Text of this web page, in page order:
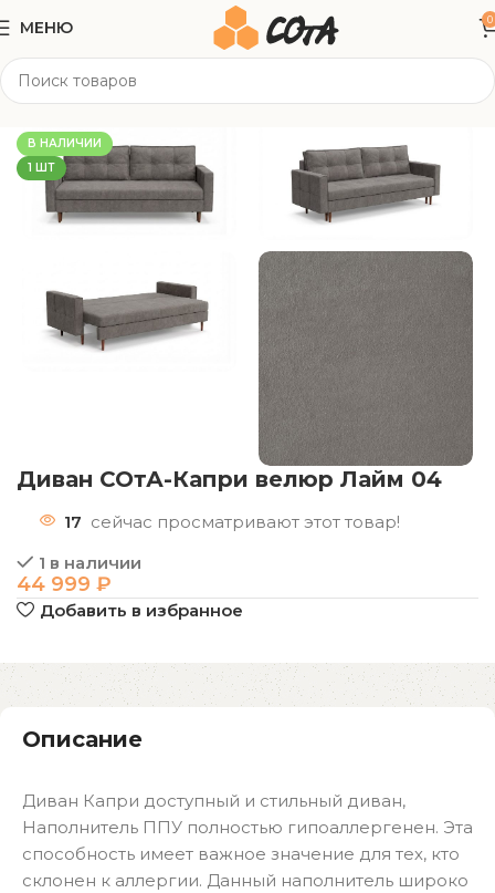
МЕНЮ 0
Мягкая мебель
В НАЛИЧИИ
1 ШТ
Диван СОтА-Капри велюр Лайм 04
17 сейчас просматривают этот товар!
1 в наличии
44 999 ₽
Добавить в избранное
Описание
Диван Капри доступный и стильный диван,
Наполнитель ППУ полностью гипоаллергенен. Эта
способность имеет важное значение для тех, кто
склонен к аллергии. Данный наполнитель широко